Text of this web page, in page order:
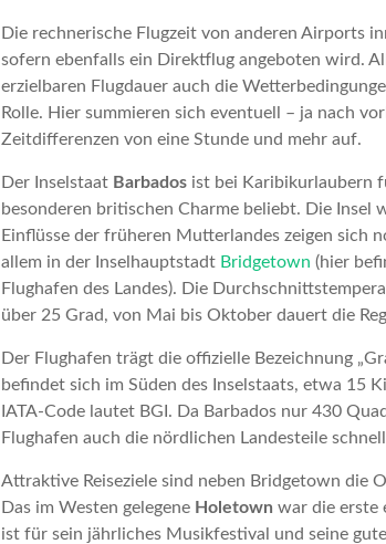
Die rechnerische Flugzeit von anderen Airports
sofern ebenfalls ein Direktflug angeboten wird.
erzielbaren Flugdauer auch die
Rolle. Hier summieren sich eventuell – ja nach
Zeitdifferenzen von eine Stunde und mehr auf.
Der Inselstaat Barbados ist bei Karibikurlaubern
besonderen britischen Charme beliebt. Die Insel
Einflüsse der früheren Mutterlandes zeigen sich
allem in der Inselhauptstadt Bridgetown (hier
Flughafen des Landes). Die
über 25 Grad, von Mai bis Oktober dauert die
Der Flughafen trägt die offizielle Bezeichnung
befindet sich im Süden des Inselstaats, etwa 15
IATA-Code lautet BGI. Da Barbados nur 430
Flughafen auch die nördlichen Landesteile
Attraktive Reiseziele sind neben Bridgetown die
Das im Westen gelegene Holetown war die erste
ist für sein jährliches Musikfestival und seine